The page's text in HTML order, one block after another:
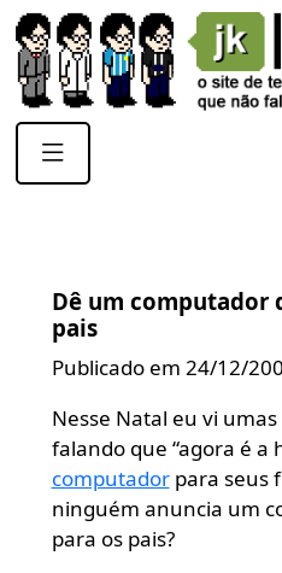
Dê um computador
pais
Publicado em 24/12/
Nesse Natal eu vi
falando que “agora é a
computadorpara seus
ninguém anuncia um
para os pais?